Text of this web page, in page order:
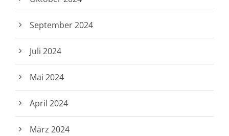
September 2024
Juli 2024
Mai 2024
April 2024
März 2024